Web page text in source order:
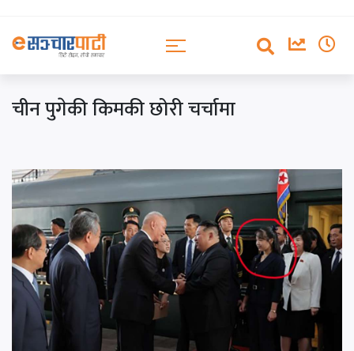
चीन पुगेकी किमकी छोरी चर्चामा